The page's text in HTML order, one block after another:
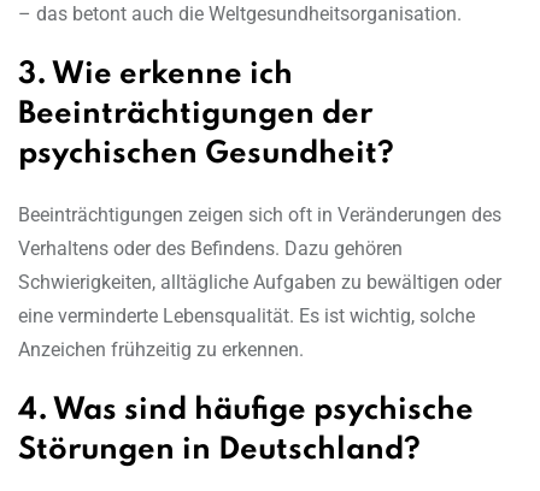
– das betont auch die Weltgesundheitsorganisation.
3. Wie erkenne ich
Beeinträchtigungen der
psychischen Gesundheit?
Beeinträchtigungen zeigen sich oft in Veränderungen des
Verhaltens oder des Befindens. Dazu gehören
Schwierigkeiten, alltägliche Aufgaben zu bewältigen oder
eine verminderte Lebensqualität. Es ist wichtig, solche
Anzeichen frühzeitig zu erkennen.
4. Was sind häufige psychische
Störungen in Deutschland?